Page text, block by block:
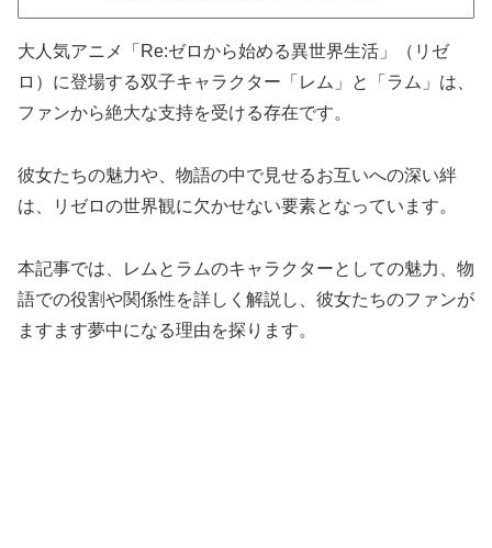
大人気アニメ「Re:ゼロから始める異世界生活」（リゼ
ロ）に登場する双子キャラクター「レム」と「ラム」は、
ファンから絶大な支持を受ける存在です。
彼女たちの魅力や、物語の中で見せるお互いへの深い絆
は、リゼロの世界観に欠かせない要素となっています。
本記事では、レムとラムのキャラクターとしての魅力、物
語での役割や関係性を詳しく解説し、彼女たちのファンが
ますます夢中になる理由を探ります。